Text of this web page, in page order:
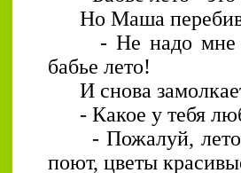
Но Маша
- Не надо мне
бабье лето!
И снова
- Какое у тебя
- Пожалуй,
поют, цветы